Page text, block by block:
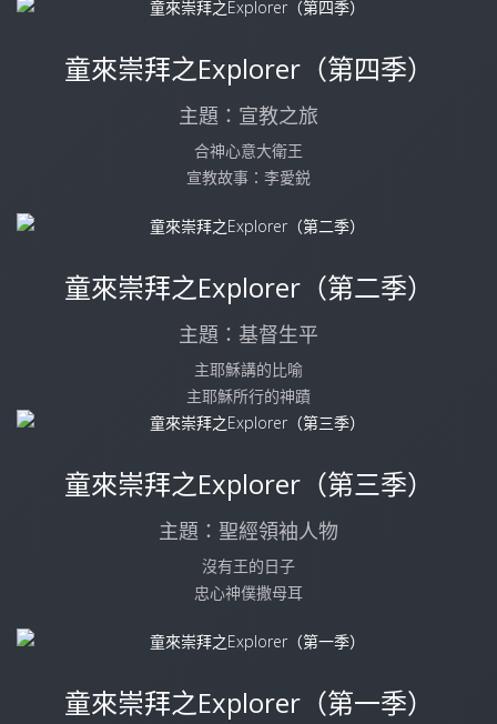
童來崇拜之Explorer（第四季）
主題：宣教之旅
合神心意大衛王
宣教故事：李愛鋭
童來崇拜之Explorer（第二季）
主題：基督生平
主耶穌講的比喻
主耶穌所行的神蹟
童來崇拜之Explorer（第三季）
主題：聖經領袖人物
沒有王的日子
忠心神僕撒母耳
童來崇拜之Explorer（第一季）